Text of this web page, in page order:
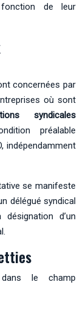
de leur
concernées par
où sont
syndicales
préalable
indépendamment
se manifeste
délégué syndical
d’un
dans le champ